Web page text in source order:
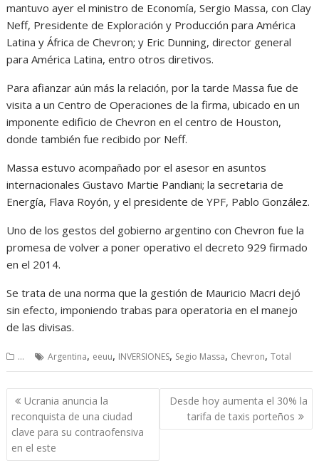
mantuvo ayer el ministro de Economía, Sergio Massa, con Clay
Neff, Presidente de Exploración y Producción para América
Latina y África de Chevron; y Eric Dunning, director general
para América Latina, entro otros diretivos.
Para afianzar aún más la relación, por la tarde Massa fue de
visita a un Centro de Operaciones de la firma, ubicado en un
imponente edificio de Chevron en el centro de Houston,
donde también fue recibido por Neff.
Massa estuvo acompañado por el asesor en asuntos
internacionales Gustavo Martie Pandiani; la secretaria de
Energía, Flava Royón, y el presidente de YPF, Pablo González.
Uno de los gestos del gobierno argentino con Chevron fue la
promesa de volver a poner operativo el decreto 929 firmado
en el 2014.
Se trata de una norma que la gestión de Mauricio Macri dejó
sin efecto, imponiendo trabas para operatoria en el manejo
de las divisas.
... Argentina, eeuu, INVERSIONES, Segio Massa, Chevron,Total
Navegación
de
entradas
Ucrania anuncia la
reconquista de una ciudad
clave para su contraofensiva
en el este
Desde hoy aumenta el 30% la
tarifa de taxis porteños